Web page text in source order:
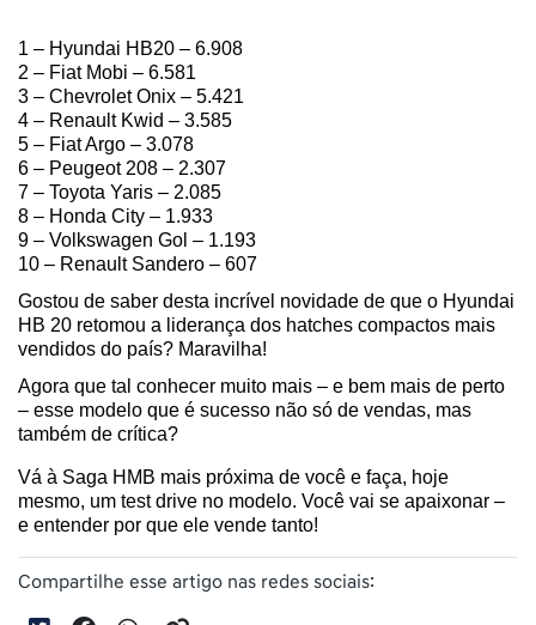
1 – Hyundai HB20 – 6.908
2 – Fiat Mobi – 6.581
3 – Chevrolet Onix – 5.421
4 – Renault Kwid – 3.585
5 – Fiat Argo – 3.078
6 – Peugeot 208 – 2.307
7 – Toyota Yaris – 2.085
8 – Honda City – 1.933
9 – Volkswagen Gol – 1.193
10 – Renault Sandero – 607
Gostou de saber desta incrível novidade de que o Hyundai
HB 20 retomou a liderança dos hatches compactos mais
vendidos do país? Maravilha!
Agora que tal conhecer muito mais – e bem mais de perto
– esse modelo que é sucesso não só de vendas, mas
também de crítica?
Vá à Saga HMB mais próxima de você e faça, hoje
mesmo, um test drive no modelo. Você vai se apaixonar –
e entender por que ele vende tanto!
Compartilhe esse artigo nas redes sociais: